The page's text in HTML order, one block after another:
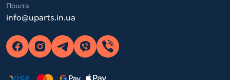
Пошта
info@uparts.in.ua